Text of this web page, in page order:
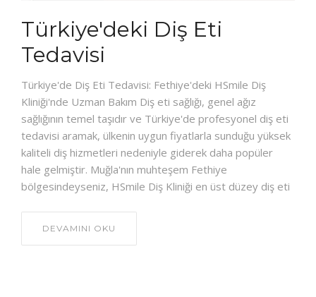
Türkiye'deki Diş Eti
Tedavisi
Türkiye'de Diş Eti Tedavisi: Fethiye'deki HSmile Diş
Kliniği'nde Uzman Bakım Diş eti sağlığı, genel ağız
sağlığının temel taşıdır ve Türkiye'de profesyonel diş eti
tedavisi aramak, ülkenin uygun fiyatlarla sunduğu yüksek
kaliteli diş hizmetleri nedeniyle giderek daha popüler
hale gelmiştir. Muğla'nın muhteşem Fethiye
bölgesindeyseniz, HSmile Diş Kliniği en üst düzey diş eti
DEVAMINI OKU